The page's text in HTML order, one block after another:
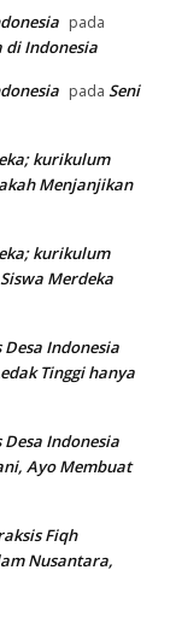
pada
di Indonesia
pada Seni
kurikulum
Menjanjikan
kurikulum
Merdeka
Indonesia
Tinggi hanya
Indonesia
Ayo Membuat
Fiqh
Nusantara,